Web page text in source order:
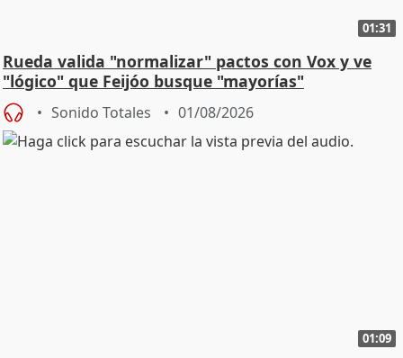
01:31
Rueda valida "normalizar" pactos con Vox y ve
"lógico" que Feijóo busque "mayorías"
Sonido Totales 01/08/2026
01:09